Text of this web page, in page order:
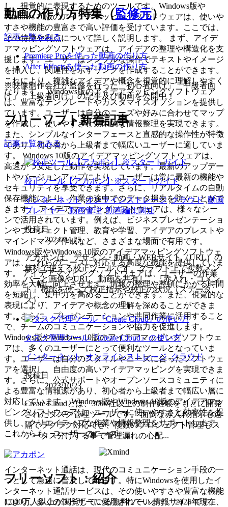
し、視覚的に表現するためのツールです。Windows版や
Windows 10版のアイデアマッピングソフトウェアは、使いや
すさや機能の豊富さで高い評価を受けています。ここでは、
その特徴や利点について詳しく説明します。 まず、アイデ
アマッピングソフトウェアは、アイデアの整理や構造化を支
援します。ユーザーはシンプルな操作でテキストやイメージ
を挿入し、関連性を示すリンクを作成することができます。
これにより、複雑なアイデアや概念を視覚的に理解しやすく
なります。 Windows版のアイデアマッピングソフトウェア
は、豊富なテンプレートやカスタマイズオプションを提供し
ています。ユーザーは自分のニーズや好みに合わせてマップ
を作成し、使いやすさと効果的な情報整理を実現できます。
また、シンプルなインターフェースと直感的な操作性が特徴
であり、初心者から上級者まで幅広いユーザーに適していま
す。 Windows 10版のアイデアマッピングソフトウェアは、
高速かつ安定した動作を実現しています。最新のアップデー
トやバージョンアップにより、ユーザーは常に最新の機能や
セキュリティを享受できます。さらに、リアルタイムの自動
保存機能により、作業の途中でのデータ損失を防ぐことがで
きます。 アイデアマッピングソフトウェアは、様々なシー
ンで活用されています。例えば、ビジネスプレゼンテーショ
ンやプロジェクト管理、教育や学習、アイデアのブレストや
マインドマップ作成など、さまざまな場面で有用です。
Windows版やWindows 10版のアイデアマッピングソフトウェ
アは、これらのニーズに対応する高度な機能を提供していま
す。 アイデアマッピングソフトウェアは、ユーザーの作業
効率を大幅に向上させます。情報の整理や整頓にかかる時間
を短縮し、集中力を高めることができます。また、視覚的な
表現により、アイデアや概念の理解を深めることができま
す。さらに、プレゼンテーションや共同作業に活用すること
で、チームのコミュニケーションや協力を促進します。
Windows版やWindows 10版のアイデアマッピングソフトウェ
アは、多くのユーザーにとって便利なツールとなっていま
す。ユーザーは自分のスタイルやニーズに合ったソフトウェ
アを選択し、自由度の高いアイデアマッピングを実現できま
す。さらに、公式サポートやオープンソースコミュニティに
よる豊富な情報源があり、初心者から上級者まで幅広い層に
対応しています。 Windows版やWindows 10版のアイデアマッ
ピングソフトウェアは、ユーザーに使いやすさと効率性を提
供し、クリエイティブな作業や情報整理をサポートします。
これからも、ユーザーのニーズ
インターネット通話は、現代のコミュニケーション手段の一
つとして急速に普及しています。特にWindowsを使用したイ
ンターネット通話サービスは、その使いやすさや豊富な機能
により、多くのユーザーに愛用されています。2024年現在、
動画の作り方特集（監修元）
記事一覧をみる
Premiere Proを使った動画の作り方
After Effectsを使った動画の作り方
※映像制作会社が監修を行った「初心者向け」「中級者向
け」「上級者向け」の記事及び動画を公開中！
フリーソフト新着記事
記事一覧をみる
校正ツール【アカポン】※スタートガイド
インターネット,オンラインストレージ,クラウド,動画
プレイヤー,動画管理,動画編集関連
投稿日
2024/04/25
アカポンは、デザイン・動画・WEBサイト（URL）の
無料で使える校正ツールです。クラウド上で複数メン
バーと画像やURL、動画を共有し、『赤入れ・コメン
ト』機能を使って校正指示や校正の状況（ステータ
ス）...
タスク管理ツール『Create Cloud』の使い方
インターネット,オンラインストレージ,クラウド
投稿日
2023/10/23
Create Cloudとは、3000社以上の制作経験をもとに開発
されたタスク管理ツールです。 面倒な赤入れ指示も遠
隔でラクラク対応でき、複数のプロジェクト管理もス
テータス分けする事で管理漏れの心配...
フリーソフト：紹介
1,000万人以上が閲覧している無料ツール情報サイトです。